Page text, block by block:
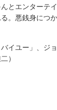
とエンターテ
。悪銭身につ
イユー」、ジ
）